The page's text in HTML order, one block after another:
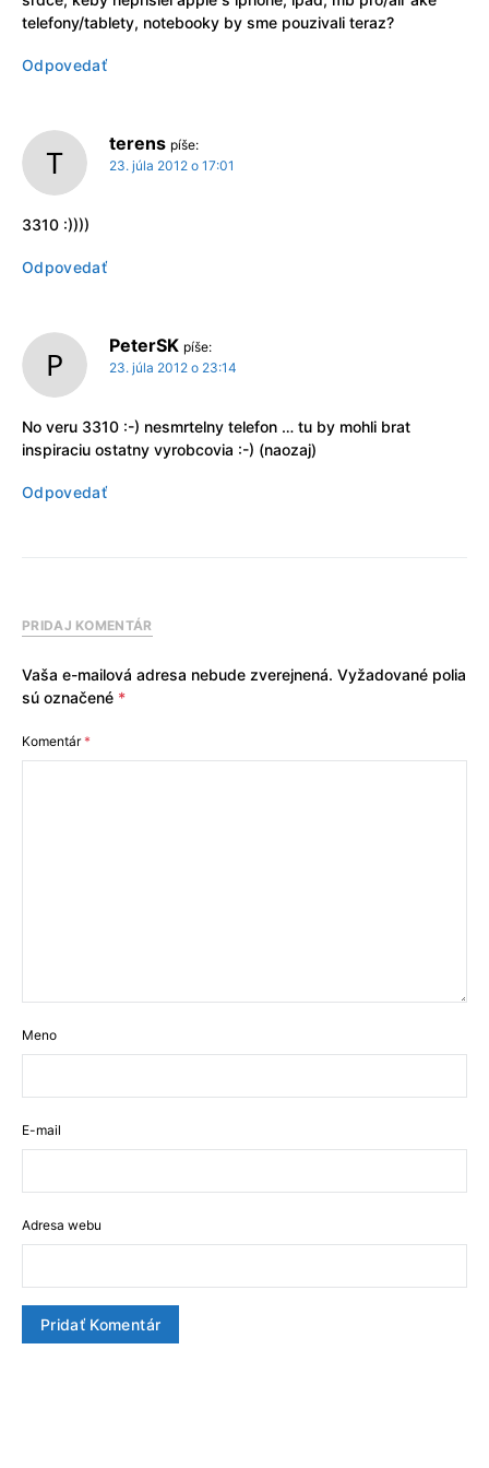
telefony/tablety, notebooky by sme pouzivali teraz?
Odpovedať
terens píše:
23. júla 2012 o 17:01
3310 :))))
Odpovedať
PeterSK píše:
23. júla 2012 o 23:14
No veru 3310 :-) nesmrtelny telefon … tu by mohli brat
inspiraciu ostatny vyrobcovia :-) (naozaj)
Odpovedať
PRIDAJ KOMENTÁR
Vaša e-mailová adresa nebude zverejnená. Vyžadované polia
sú označené *
Komentár*
Meno
E-mail
Adresa webu